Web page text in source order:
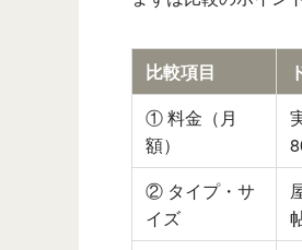
比較項目
① 料金（月
額）
② タイプ・サ
イズ